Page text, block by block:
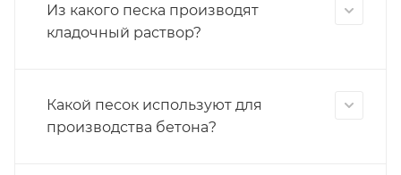
Из какого песка производят
кладочный раствор?
Какой песок используют для
производства бетона?